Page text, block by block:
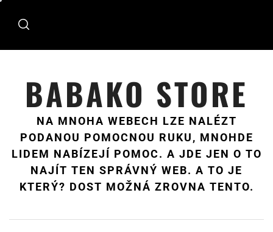
BABAKO STORE
NA MNOHA WEBECH LZE NALÉZT
PODANOU POMOCNOU RUKU, MNOHDE
LIDEM NABÍZEJÍ POMOC. A JDE JEN O TO
NAJÍT TEN SPRÁVNÝ WEB. A TO JE
KTERÝ? DOST MOŽNÁ ZROVNA TENTO.